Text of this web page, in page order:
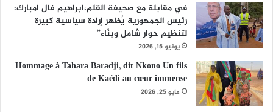
في مقابلة مع صحيفة القلم،ابراهيم فال امبارك:
رئيس الجمهورية يُظهر إرادة سياسية كبيرة
لتنظيم حوار شامل وبنّاء”
يونيو 15, 2026
Hommage à Tahara Baradji, dit Nkono Un fils
de Kaédi au cœur immense
مايو 25, 2026